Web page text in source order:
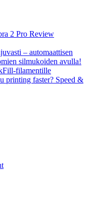
2 Pro Review
– automaattisen
silmukoiden avulla!
filamentille
printing faster? Speed &